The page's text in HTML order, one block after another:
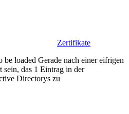
Zertifikate
loaded Gerade nach einer eifrigen
das 1 Eintrag in der
Directorys zu